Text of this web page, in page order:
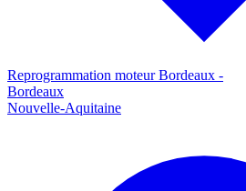
Reprogrammation moteurBordeaux -
Bordeaux
Nouvelle-Aquitaine